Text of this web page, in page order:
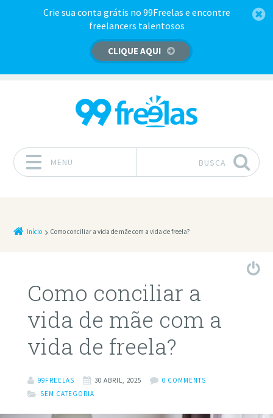
Crie sua conta grátis no 99Freelas e encontre
freelancers talentosos
CLIQUE AQUI
MENU BUSCA
Início Como conciliar a vida de mãe com a vida de freela?
Como conciliar a
vida de mãe com a
vida de freela?
99FREELAS 30 ABRIL, 2025
0 COMMENTS
SEM CATEGORIA